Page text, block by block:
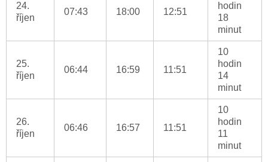
24.
říjen
07:43 18:00 12:51
hodin
18
minut
25.
říjen
06:44 16:59 11:51
10
hodin
14
minut
26.
říjen
06:46 16:57 11:51
10
hodin
11
minut